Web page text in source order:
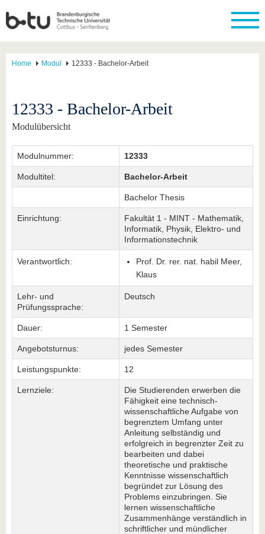
Home Modul 12333 - Bachelor-Arbeit
12333 - Bachelor-Arbeit
Modulübersicht
Modulnummer: 12333
Modultitel: Bachelor-Arbeit
Bachelor Thesis
Einrichtung:
Fakultät 1 - MINT - Mathematik,
Informatik, Physik, Elektro- und
Informationstechnik
Verantwortlich:
Prof. Dr. rer. nat. habil Meer,
Klaus
Lehr- und
Prüfungssprache:
Deutsch
Dauer: 1 Semester
Angebotsturnus: jedes Semester
Leistungspunkte: 12
Lernziele:
Die Studierenden erwerben die
Fähigkeit eine technisch-
wissenschaftliche Aufgabe von
begrenztem Umfang unter
Anleitung selbständig und
erfolgreich in begrenzter Zeit zu
bearbeiten und dabei
theoretische und praktische
Kenntnisse wissenschaftlich
begründet zur Lösung des
Problems einzubringen. Sie
lernen wissenschaftliche
Zusammenhänge verständlich in
schriftlicher und mündlicher